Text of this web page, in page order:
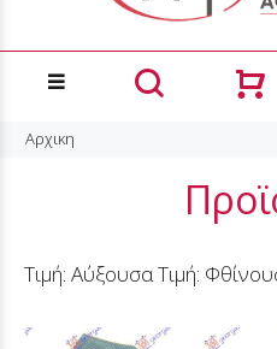
Αρχικη
Τιμή: ΑύξουσαΤιμή: